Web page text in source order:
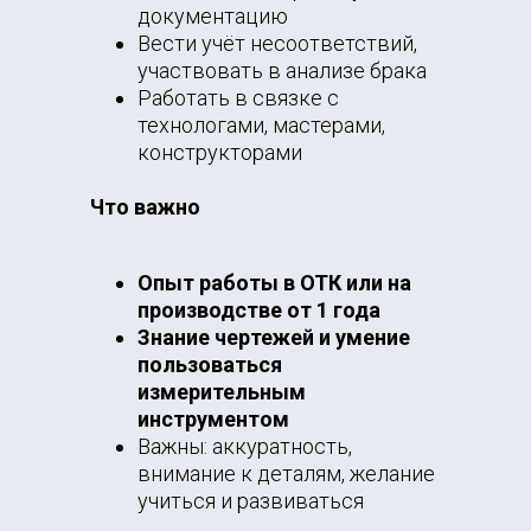
документацию
Вести учёт несоответствий,
участвовать в анализе брака
Работать в связке с
технологами, мастерами,
конструкторами
Что важно
Опыт работы в ОТК или на
производстве от 1 года
Знание чертежей и умение
пользоваться
измерительным
инструментом
Важны: аккуратность,
внимание к деталям, желание
учиться и развиваться